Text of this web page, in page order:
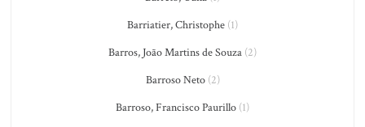
Barriatier, Christophe (1)
Barros, João Martins de Souza (2)
Barroso Neto(2)
Barroso, Francisco Paurillo (1)